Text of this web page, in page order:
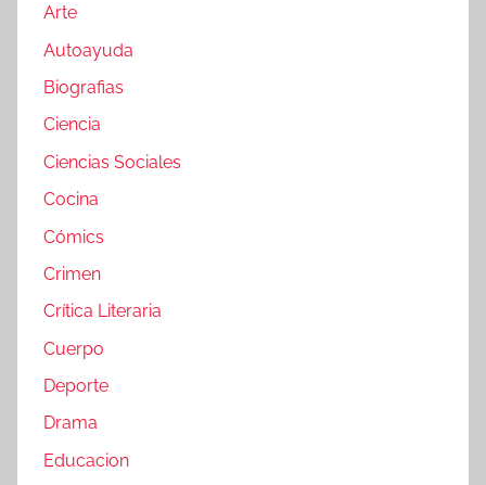
Arte
Autoayuda
Biografias
Ciencia
Ciencias Sociales
Cocina
Cómics
Crimen
Crítica Literaria
Cuerpo
Deporte
Drama
Educacion